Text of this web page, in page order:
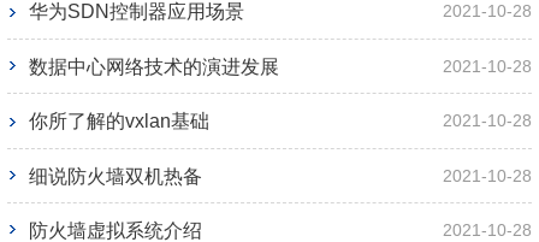
华为SDN控制器应用场景 2021-10-28
数据中心网络技术的演进发展 2021-10-28
你所了解的vxlan基础 2021-10-28
细说防火墙双机热备 2021-10-28
防火墙虚拟系统介绍 2021-10-28